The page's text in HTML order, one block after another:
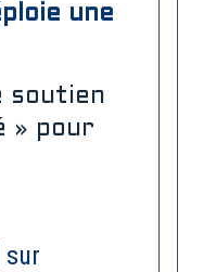
une
soutien
» pour
sur